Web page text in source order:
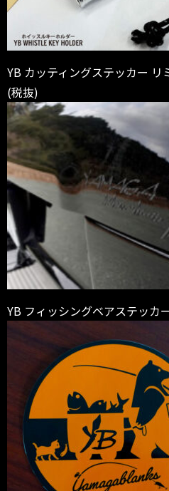
YB カッティングステッカー
(税抜)
YB フィッシングベアステッカ